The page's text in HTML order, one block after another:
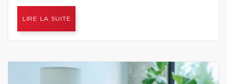
LIRE LA SUITE